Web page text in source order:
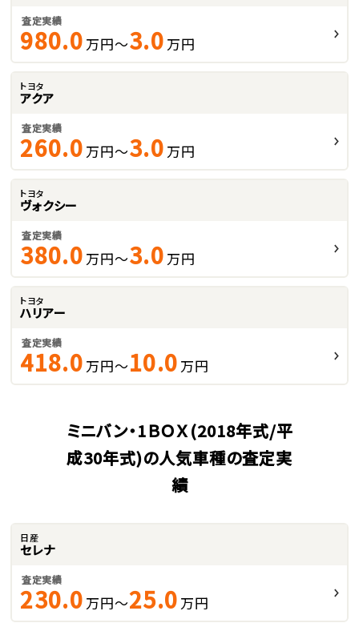
査定実績
980.0 万円～3.0 万円
トヨタ
アクア
査定実績
260.0 万円～3.0 万円
トヨタ
ヴォクシー
査定実績
380.0 万円～3.0 万円
トヨタ
ハリアー
査定実績
418.0 万円～10.0 万円
ミニバン・1ＢＯＸ(2018年式/平
成30年式)の人気車種の査定実
績
日産
セレナ
査定実績
230.0 万円～25.0 万円